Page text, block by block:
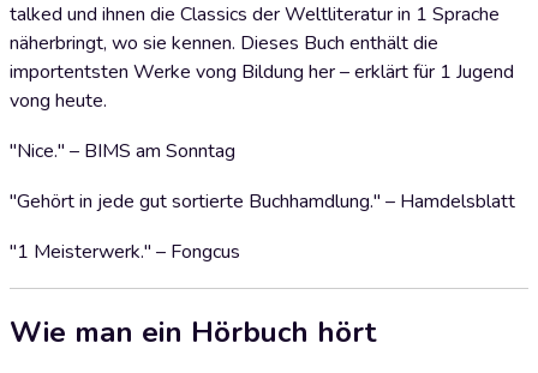
talked und ihnen die Classics der Weltliteratur in 1 Sprache
näherbringt, wo sie kennen. Dieses Buch enthält die
importentsten Werke vong Bildung her – erklärt für 1 Jugend
vong heute.
"Nice." – BIMS am Sonntag
"Gehört in jede gut sortierte Buchhamdlung." – Hamdelsblatt
"1 Meisterwerk." – Fongcus
Wie man ein Hörbuch hört